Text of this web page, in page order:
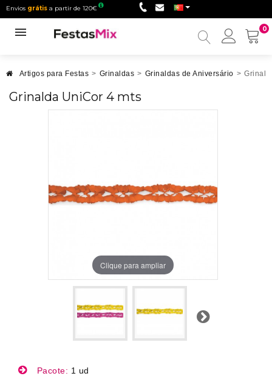
Envios grátis a partir de 120€
0
Minha
Artigos para Festas > Grinaldas > Grinaldas de Aniversário >
Grinalda UniCor 4 mts
Clique para ampliar
Próximo
Pacote: 1 ud